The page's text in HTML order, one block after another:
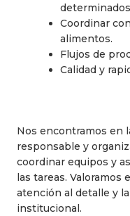
Coordinar
alimentos.
Flujos de
Calidad y
Nos encontramos en
responsable y
coordinar equipos y
las tareas. Valoramos
atención al detalle y
institucional.